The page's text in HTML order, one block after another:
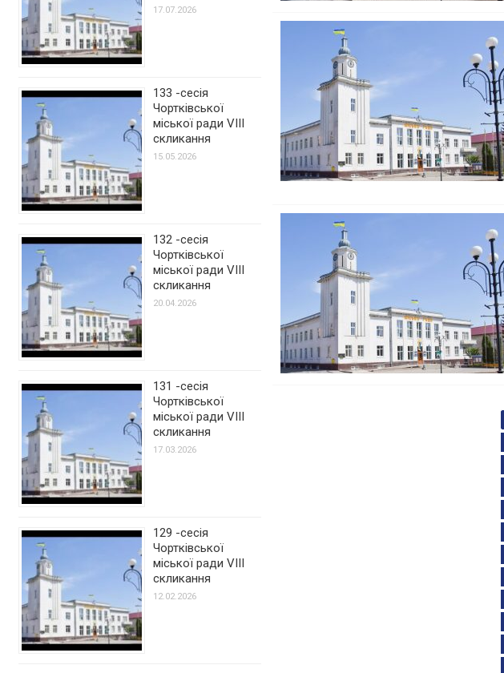
17.07.2026
133 -сесія
Чортківської
міської ради VIII
скликання
15.05.2026
132 -сесія
Чортківської
міської ради VIII
скликання
20.04.2026
131 -сесія
Чортківської
міської ради VIII
скликання
17.03.2026
129 -сесія
Чортківської
міської ради VIII
скликання
12.02.2026